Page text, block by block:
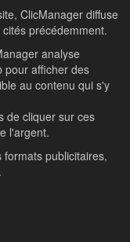
ClicManager diffuse
précédemment.
analyse
pour afficher des
au contenu qui s'y
de cliquer sur ces
l'argent.
publicitaires,